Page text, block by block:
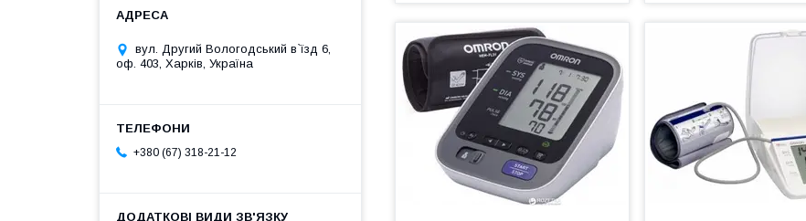
вул. Другий Вологодський в`їзд 6,
оф. 403, Харків, Україна
+380 (67) 318-21-12